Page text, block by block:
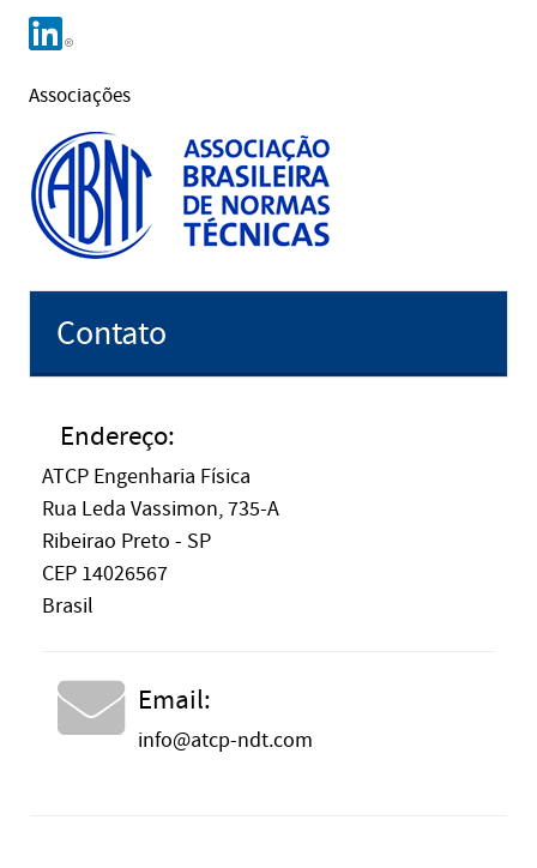
Associações
Contato
Endereço:
ATCP Engenharia Física
Rua Leda Vassimon, 735-A
Ribeirao Preto - SP
CEP 14026567
Brasil
Email:
info@atcp-ndt.com